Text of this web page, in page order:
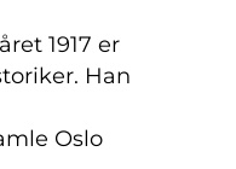
1917 er
Han
Oslo